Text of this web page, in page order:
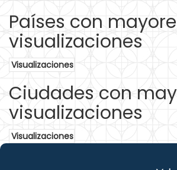
Países con
visualizaciones
Visualizaciones
Ciudades con
visualizaciones
Visualizaciones